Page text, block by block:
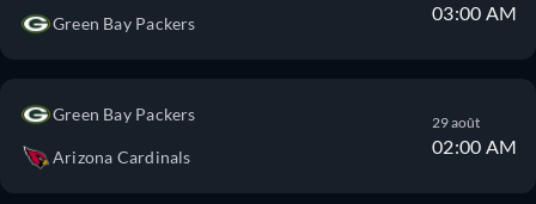
Green Bay Packers 03:00 AM
Green Bay Packers
Arizona Cardinals
29 août
02:00 AM